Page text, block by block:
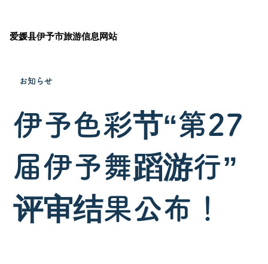
爱媛县伊予市旅游信息网站
伊予色彩节“第27
届伊予舞蹈游行”
评审结果公布！
お知らせ